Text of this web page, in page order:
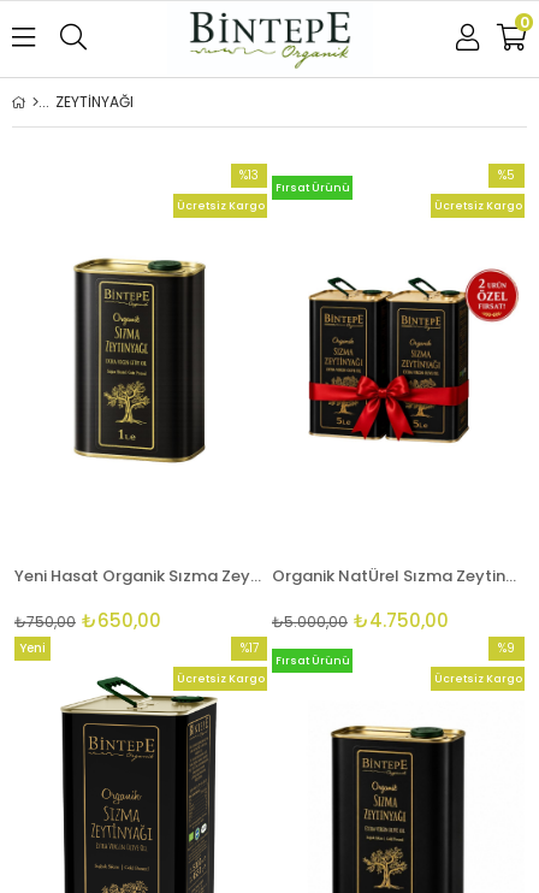
0
ZEYTİNYAĞI
Yeni Hasat Organik Sızma Zeytinyağı 1LT
₺650,00
₺750,00
%13
İndirim
%13İndirim
Ücretsiz Kargo
Organik NatÜrel Sızma Zeytinyağı 5 LT ( 2 Adet )
₺4.750,00
₺5.000,00
%5
İndirim
Ücretsiz Kargo
Fırsat Ürünü
%17
İndirim
%17İndirim
Ücretsiz Kargo
Yeni
%9
İndirim
Ücretsiz Kargo
Fırsat Ürünü